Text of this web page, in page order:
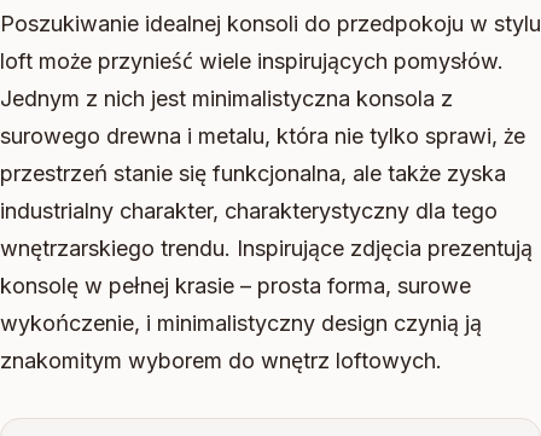
Poszukiwanie idealnej konsoli do przedpokoju w stylu
loft może przynieść wiele inspirujących pomysłów.
Jednym z nich jest minimalistyczna konsola z
surowego drewna i metalu, która nie tylko sprawi, że
przestrzeń stanie się funkcjonalna, ale także zyska
industrialny charakter, charakterystyczny dla tego
wnętrzarskiego trendu. Inspirujące zdjęcia prezentują
konsolę w pełnej krasie – prosta forma, surowe
wykończenie, i minimalistyczny design czynią ją
znakomitym wyborem do wnętrz loftowych.